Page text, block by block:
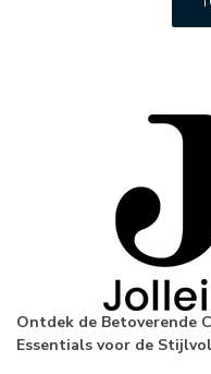
Ontdek de Betoverende
Essentials voor de